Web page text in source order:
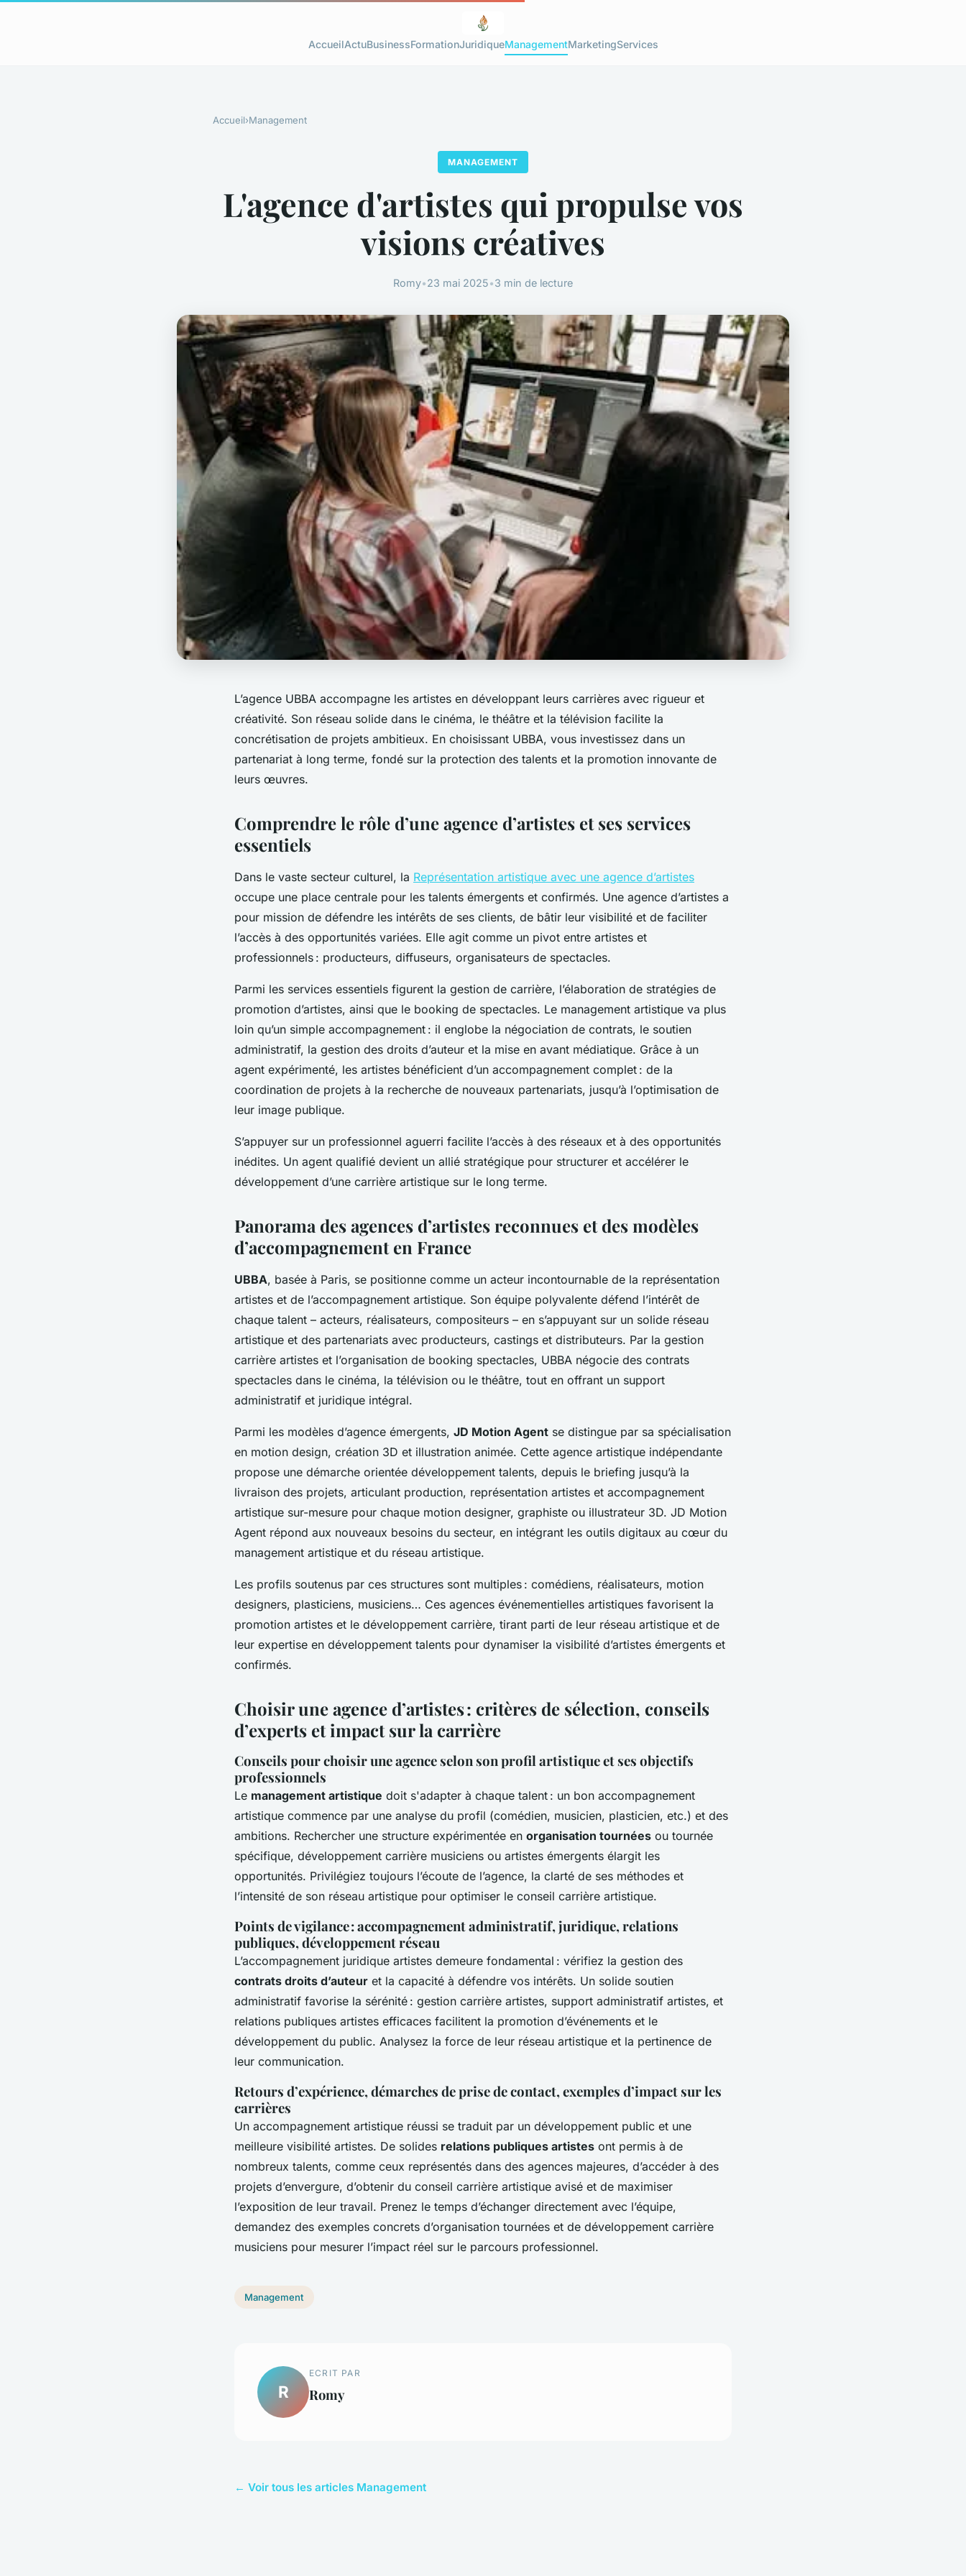
AccueilActuBusinessFormationJuridiqueManagementMarketingServices
Accueil›Management
MANAGEMENT
L'agence d'artistes qui propulse vos
visions créatives
Romy•23 mai 2025•3 min de lecture
L’agence UBBA accompagne les artistes en développant leurs carrières avec rigueur et
créativité. Son réseau solide dans le cinéma, le théâtre et la télévision facilite la
concrétisation de projets ambitieux. En choisissant UBBA, vous investissez dans un
partenariat à long terme, fondé sur la protection des talents et la promotion innovante de
leurs œuvres.
Comprendre le rôle d’une agence d’artistes et ses services
essentiels
Dans le vaste secteur culturel, la Représentation artistique avec une agence d’artistes
occupe une place centrale pour les talents émergents et confirmés. Une agence d’artistes a
pour mission de défendre les intérêts de ses clients, de bâtir leur visibilité et de faciliter
l’accès à des opportunités variées. Elle agit comme un pivot entre artistes et
professionnels : producteurs, diffuseurs, organisateurs de spectacles.
Parmi les services essentiels figurent la gestion de carrière, l’élaboration de stratégies de
promotion d’artistes, ainsi que le booking de spectacles. Le management artistique va plus
loin qu’un simple accompagnement : il englobe la négociation de contrats, le soutien
administratif, la gestion des droits d’auteur et la mise en avant médiatique. Grâce à un
agent expérimenté, les artistes bénéficient d’un accompagnement complet : de la
coordination de projets à la recherche de nouveaux partenariats, jusqu’à l’optimisation de
leur image publique.
S’appuyer sur un professionnel aguerri facilite l’accès à des réseaux et à des opportunités
inédites. Un agent qualifié devient un allié stratégique pour structurer et accélérer le
développement d’une carrière artistique sur le long terme.
Panorama des agences d’artistes reconnues et des modèles
d’accompagnement en France
UBBA, basée à Paris, se positionne comme un acteur incontournable de la représentation
artistes et de l’accompagnement artistique. Son équipe polyvalente défend l’intérêt de
chaque talent – acteurs, réalisateurs, compositeurs – en s’appuyant sur un solide réseau
artistique et des partenariats avec producteurs, castings et distributeurs. Par la gestion
carrière artistes et l’organisation de booking spectacles, UBBA négocie des contrats
spectacles dans le cinéma, la télévision ou le théâtre, tout en offrant un support
administratif et juridique intégral.
Parmi les modèles d’agence émergents, JD Motion Agent se distingue par sa spécialisation
en motion design, création 3D et illustration animée. Cette agence artistique indépendante
propose une démarche orientée développement talents, depuis le briefing jusqu’à la
livraison des projets, articulant production, représentation artistes et accompagnement
artistique sur-mesure pour chaque motion designer, graphiste ou illustrateur 3D. JD Motion
Agent répond aux nouveaux besoins du secteur, en intégrant les outils digitaux au cœur du
management artistique et du réseau artistique.
Les profils soutenus par ces structures sont multiples : comédiens, réalisateurs, motion
designers, plasticiens, musiciens… Ces agences événementielles artistiques favorisent la
promotion artistes et le développement carrière, tirant parti de leur réseau artistique et de
leur expertise en développement talents pour dynamiser la visibilité d’artistes émergents et
confirmés.
Choisir une agence d’artistes : critères de sélection, conseils
d’experts et impact sur la carrière
Conseils pour choisir une agence selon son profil artistique et ses objectifs
professionnels
Le management artistique doit s'adapter à chaque talent : un bon accompagnement
artistique commence par une analyse du profil (comédien, musicien, plasticien, etc.) et des
ambitions. Rechercher une structure expérimentée en organisation tournées ou tournée
spécifique, développement carrière musiciens ou artistes émergents élargit les
opportunités. Privilégiez toujours l’écoute de l’agence, la clarté de ses méthodes et
l’intensité de son réseau artistique pour optimiser le conseil carrière artistique.
Points de vigilance : accompagnement administratif, juridique, relations
publiques, développement réseau
L’accompagnement juridique artistes demeure fondamental : vérifiez la gestion des
contrats droits d’auteur et la capacité à défendre vos intérêts. Un solide soutien
administratif favorise la sérénité : gestion carrière artistes, support administratif artistes, et
relations publiques artistes efficaces facilitent la promotion d’événements et le
développement du public. Analysez la force de leur réseau artistique et la pertinence de
leur communication.
Retours d’expérience, démarches de prise de contact, exemples d’impact sur les
carrières
Un accompagnement artistique réussi se traduit par un développement public et une
meilleure visibilité artistes. De solides relations publiques artistes ont permis à de
nombreux talents, comme ceux représentés dans des agences majeures, d’accéder à des
projets d’envergure, d’obtenir du conseil carrière artistique avisé et de maximiser
l’exposition de leur travail. Prenez le temps d’échanger directement avec l’équipe,
demandez des exemples concrets d’organisation tournées et de développement carrière
musiciens pour mesurer l’impact réel sur le parcours professionnel.
Management
R
ECRIT PAR
Romy
← Voir tous les articles Management